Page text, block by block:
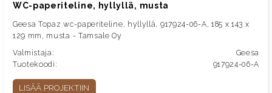
WC-paperiteline, hyllyllä, musta
Geesa Topaz wc-paperiteline, hyllyllä, 917924-06-A, 185 x 143 x
129 mm, musta - Tamsale Oy
Valmistaja:
Geesa
Tuotekoodi:
917924-06-A
LISÄÄ PROJEKTIIN